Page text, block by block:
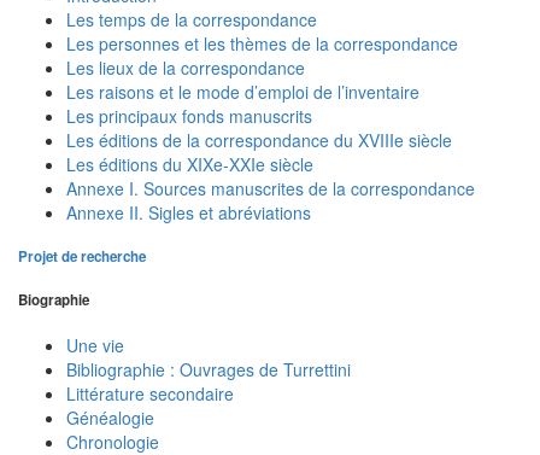
Les temps de la correspondance
Les personnes et les thèmes de la correspondance
Les lieux de la correspondance
Les raisons et le mode d’emploi de l’inventaire
Les principaux fonds manuscrits
Les éditions de la correspondance du XVIIIe siècle
Les éditions du XIXe-XXIe siècle
Annexe I. Sources manuscrites de la correspondance
Annexe II. Sigles et abréviations
Projet de recherche
Biographie
Une vie
Bibliographie : Ouvrages de Turrettini
Littérature secondaire
Généalogie
Chronologie